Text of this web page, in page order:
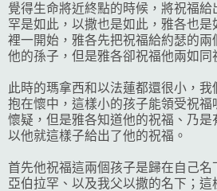
覺得生命將近終點的時候，將祝福
罕是如此，以撒也是如此，雅各也
裡一開始，雅各先把祝福給約瑟的兩
他的孫子，但是雅各卻祝福他兩如同
此時的瑪拿西和以法蓮都還很小，我
抱在懷中，這樣小的孩子能領受祝福
懷疑，但是雅各知道他的祝福、乃
以他就這樣子給出了他的祝福。
首先他祝福這兩個孩子是歸在自己名
亞伯拉罕、以及我父以撒的名下；